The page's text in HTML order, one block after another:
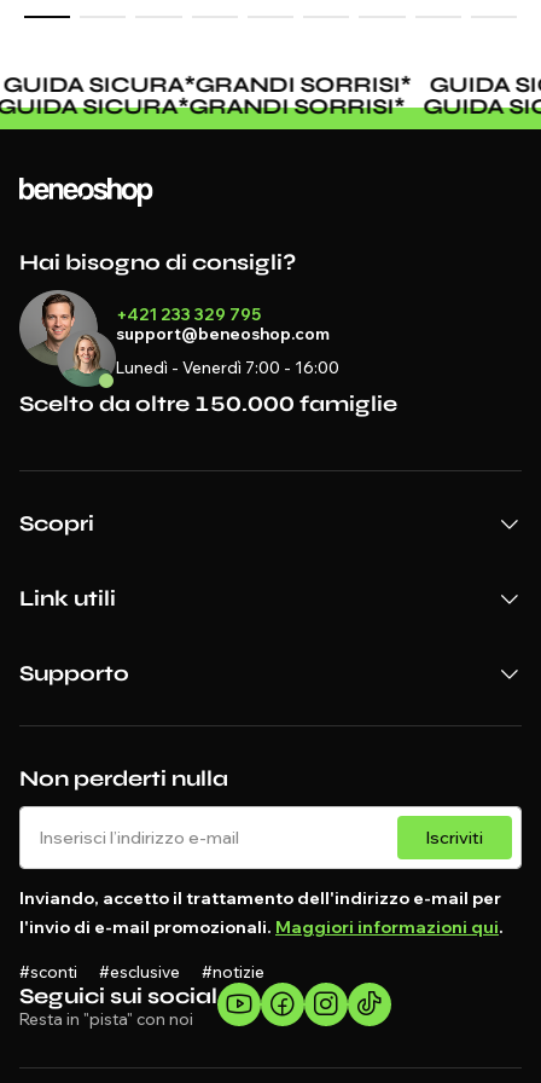
SICURA*GRANDI SORRISI*
GUIDA
GUIDA SICURA*GRANDI SORRISI* GUIDA
Seguici sui social
Resta in "pista" con noi
Non perderti nulla
Iscriviti
Inviando, accetto il trattamento dell'indirizzo e-mail per
l'invio di e-mail promozionali. Maggiori informazioni qui.
#sconti #esclusive #notizie
Hai bisogno di consigli?
+421 233 329 795
support@beneoshop.com
Lunedì - Venerdì 7:00 - 16:00
Scelto da oltre 150.000 famiglie
Scopri
Link utili
Supporto